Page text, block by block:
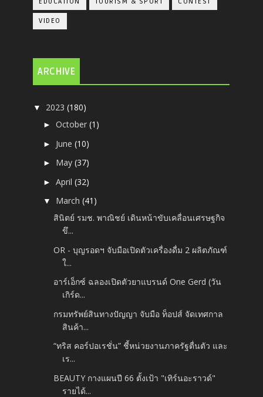
VIDEO
ARCHIVE
▼ 2023(180)
►October(1)
► June(10)
► May(37)
►April(32)
▼ March(41)
สินิตย์ รมช. พาณิชย์ เดินหน้าขับเคลื่อนเศรษฐกิจ
ขึ...
OR - บุญรอดฯ จับมือเปิดตัวเครื่องดื่ม 2 ผลิตภัณฑ์
ใ...
อาร์เอ็กซ์ ฉลองเปิดตัวยาแบรนด์ One Gerd (วัน
เกิร์ด...
กรมทรัพย์สินทางปัญญา จับมือ ท็อปส์ จัดเทศกาล
สินค้า...
“ทริส คอร์ปอเรชั่น” ชี้หน่วยงานภาครัฐตื่นตัว และ
เร...
BEAUTY กางแผนปี 66 ตั้งเป้า "เทิร์นอะราวด์"
รายได้...